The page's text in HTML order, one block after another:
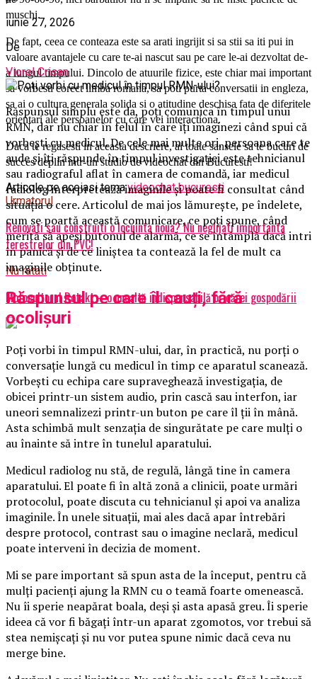
muschi.
De fapt, ceea ce conteaza este sa arati ingrijit si sa stii sa iti pui in
valoare avantajele cu care te-ai nascut sau pe care le-ai dezvoltat de-
a lungul timpului. Dincolo de atuurile fizice, este chiar mai important
sa vorbesti corect limba romana, sa poti purta conversatii in engleza,
sa ai o cultura generala solida si o atitudine deschisa fata de diferitele
orientari ale persoanelor cu care vei interactiona.
Daca te regasesti in aceasta descriere, ai toate sansele sa te bucuri de
succes deplin intr-un studio de videochat din Bucuresti!
Articole pe aceiasi tema:videochat bucuresti
Urmatorul
Renovati sau construiti o locuinta noua? Nu neglijati importanta
ferestrelor din PVC!
Nu ratati
Motocultorul Rotakt – o unealtă indispensabilă oricărei gospodării
iunie 27, 2026
De
Viorel Crisan
Răspunsul simplu este da, poți comunica în timpul unui
RMN, dar nu chiar în felul în care îți imaginezi când spui că
vorbești cu medicul. De cele mai multe ori, persoana care te
aude și îți răspunde în timpul investigației este tehnicianul
sau radiograful aflat în camera de comandă, iar medicul
radiolog interpretează imaginile și poate fi consultat când
situația o cere. Articolul de mai jos lămurește, pe îndelete,
cum se poartă această comunicare, ce poți spune, când
merită să apeși butonul de alarmă, ce se întâmplă dacă intri
în panică și de ce liniștea ta contează la fel de mult ca
imaginile obținute.
Răspunsul pe care îl cauți, fără
ocolișuri
Poți vorbi în timpul RMN-ului, dar, în practică, nu porți o
conversație lungă cu medicul în timp ce aparatul scanează.
Vorbești cu echipa care supraveghează investigația, de
obicei printr-un sistem audio, prin cască sau interfon, iar
uneori semnalizezi printr-un buton pe care îl ții în mână.
Asta schimbă mult senzația de singurătate pe care mulți o
au înainte să intre în tunelul aparatului.
Medicul radiolog nu stă, de regulă, lângă tine în camera
aparatului. El poate fi în altă zonă a clinicii, poate urmări
protocolul, poate discuta cu tehnicianul și apoi va analiza
imaginile. În unele situații, mai ales dacă apar întrebări
despre protocol, contrast sau o imagine neclară, medicul
poate interveni în decizia de moment.
Mi se pare important să spun asta de la început, pentru că
mulți pacienți ajung la RMN cu o teamă foarte omenească.
Nu îi sperie neapărat boala, deși și asta apasă greu. Îi sperie
ideea că vor fi băgați într-un aparat zgomotos, vor trebui să
stea nemișcați și nu vor putea spune nimic dacă ceva nu
merge bine.